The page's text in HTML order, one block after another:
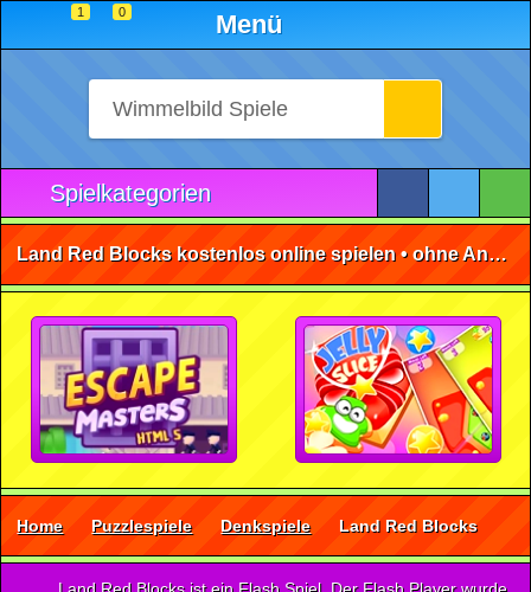
1 0 Menü
Spielkategorien
Land Red Blocks kostenlos online spielen • ohne Anmeldung 🕹️
Home Puzzlespiele Denkspiele Land Red Blocks